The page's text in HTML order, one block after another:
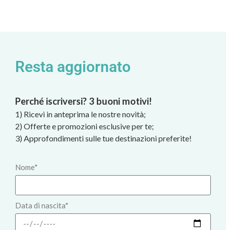
Resta aggiornato
Perché iscriversi? 3 buoni motivi!
1) Ricevi in anteprima le nostre novità;
2) Offerte e promozioni esclusive per te;
3) Approfondimenti sulle tue destinazioni preferite!
Nome*
Data di nascita*